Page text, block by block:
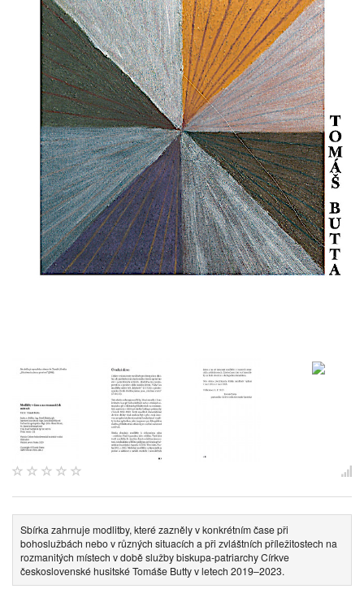
Sbírka zahrnuje modlitby, které zazněly v konkrétním čase při
bohoslužbách nebo v různých situacích a při zvláštních příležitostech na
rozmanitých místech v době služby biskupa-patriarchy Církve
československé husitské Tomáše Butty v letech 2019–2023.